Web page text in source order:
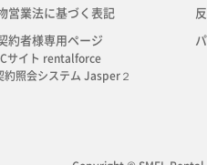
営業法に基づく表記
約者様専用ページ
サイト rentalforce
約照会システム Jasper２